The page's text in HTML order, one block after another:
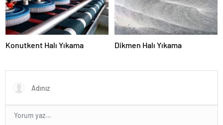
Konutkent Halı Yıkama Dikmen Halı Yıkama